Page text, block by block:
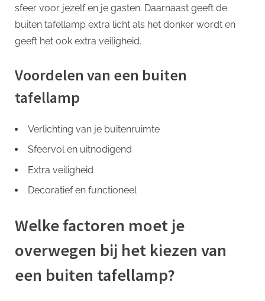
sfeer voor jezelf en je gasten. Daarnaast geeft de
buiten tafellamp extra licht als het donker wordt en
geeft het ook extra veiligheid.
Voordelen van een buiten
tafellamp
Verlichting van je buitenruimte
Sfeervol en uitnodigend
Extra veiligheid
Decoratief en functioneel
Welke factoren moet je
overwegen bij het kiezen van
een buiten tafellamp?